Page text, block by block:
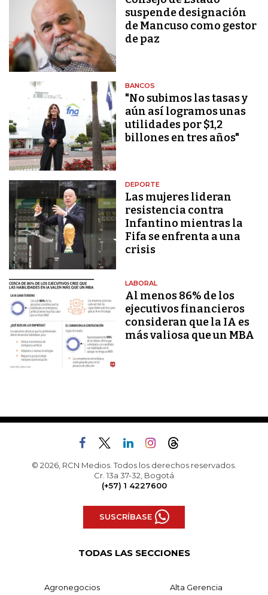
suspende designación
de Mancuso como gestor
de paz
BANCOS
"No subimos las tasas y
aún así logramos unas
utilidades por $1,2
billones en tres años"
DEPORTE
Las mujeres lideran
resistencia contra
Infantino mientras la
Fifa se enfrenta a una
crisis
LABORAL
Al menos 86% de los
ejecutivos financieros
consideran que la IA es
más valiosa que un MBA
© 2026, RCN Medios. Todos los derechos reservados.
Cr. 13a 37-32, Bogotá
(+57) 1 4227600
SUSCRÍBASE
TODAS LAS SECCIONES
Agronegocios Alta Gerencia